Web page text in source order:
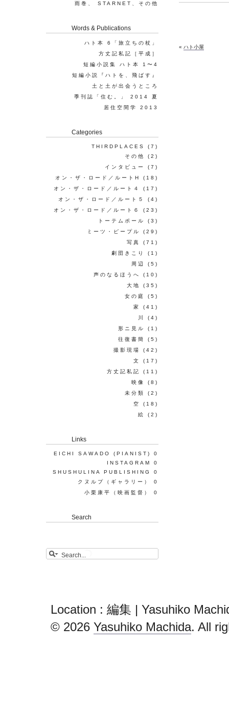
« ハト小屋
雨巻、 STARNET、その他
Words & Publications
ハト本 6「旅立ちの杖」
方丈記私記［平成］
短編小説集 ハト本 1〜4
短編小説『ハトを、飛ばす』
土と土が出会うところ
季刊誌「住む。」 2014 夏
居住空間学 2013
Categories
THIRDPLACES
(7)
その他
(2)
インタビュー
(7)
オン・ザ・ロード／ルートH
(18)
オン・ザ・ロード／ルート４
(17)
オン・ザ・ロード／ルート５
(4)
オン・ザ・ロード／ルート６
(23)
トーテムポール
(3)
ミーツ・ピープル
(29)
写真
(71)
劇団きこり
(1)
周辺
(5)
声のなるほうへ
(10)
大地
(35)
女の庭
(5)
家
(41)
川
(4)
形ニ見ル
(1)
往復書簡
(5)
撮影現場
(42)
文
(17)
方丈記私記
(11)
映像
(8)
未分類
(2)
空
(18)
絵
(2)
Links
EICHI SAWADO (PIANIST)
0
INSTAGRAM
0
SHUSHULINA PUBLISHING
0
クヌルプ（ギャラリー）
0
小栗康平（映画監督）
0
Search
Location : 編集 | Yasuhiko
© 2026 Yasuhiko Machida. All